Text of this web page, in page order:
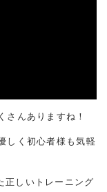
さんありますね！
しく初心者様も気軽
正しいトレーニング